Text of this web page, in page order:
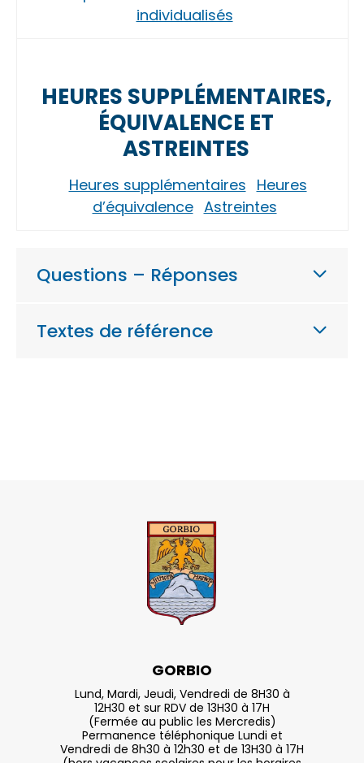
individualisés
HEURES SUPPLÉMENTAIRES,
ÉQUIVALENCE ET
ASTREINTES
Heures supplémentaires Heures
d’équivalence Astreintes
Questions – Réponses
Textes de référence
GORBIO
Lund, Mardi, Jeudi, Vendredi de 8H30 à
12H30 et sur RDV de 13H30 à 17H
(Fermée au public les Mercredis)
Permanence téléphonique Lundi et
Vendredi de 8h30 à 12h30 et de 13H30 à 17H